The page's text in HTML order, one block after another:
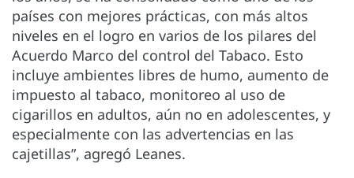
países con mejores prácticas, con más altos
niveles en el logro en varios de los pilares del
Acuerdo Marco del control del Tabaco. Esto
incluye ambientes libres de humo, aumento de
impuesto al tabaco, monitoreo al uso de
cigarillos en adultos, aún no en adolescentes, y
especialmente con las advertencias en las
cajetillas”, agregó Leanes.